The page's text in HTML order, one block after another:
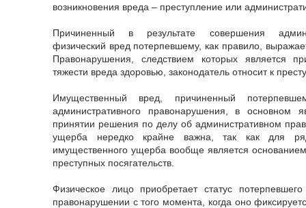
возникновения вреда – преступление или
Причиненный в результате совершения
физический вред потерпевшему, как правило,
Правонарушения, следствием которых является
тяжести вреда здоровью, законодатель относит к
Имущественный вред, причиненный
административного правонарушения, в
принятии решения по делу об административном
ущерба нередко крайне важна, так как для
имущественного ущерба вообще является
преступных посягательств.
Физическое лицо приобретает статус
правонарушении с того момента, когда оно